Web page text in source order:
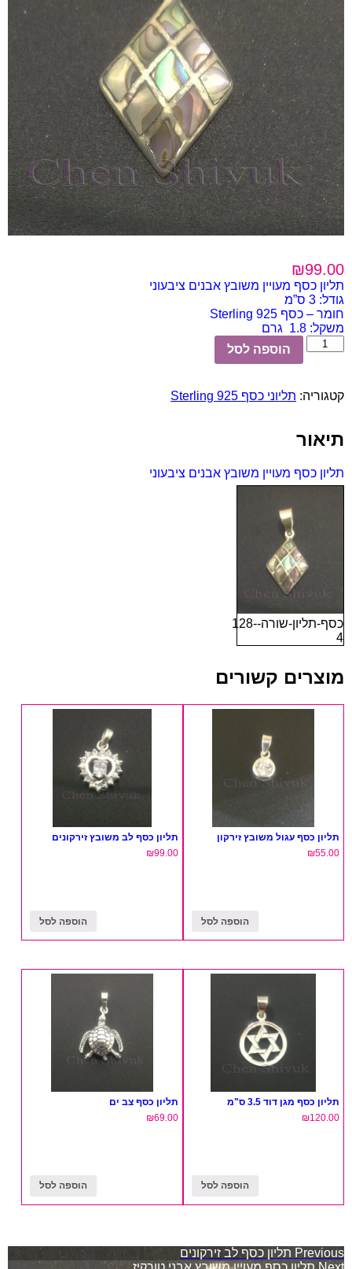
₪99.00
תליון כסף מעויין משובץ אבנים ציבעוני
גודל: 3 ס”מ
חומר – כסף 925 Sterling
משקל: 1.8 גרם
כמות
של
מעויין
ציבעוני
הוספה לסל
קטגוריה: תליוני כסף 925 Sterling
תיאור
תליון כסף מעויין משובץ אבנים ציבעוני
כסף-תליון-שורה-128-
4
מוצרים קשורים
תליון כסף עגול משובץ זירקון
₪55.00
הוספה לסל
תליון כסף לב משובץ זירקונים
₪99.00
הוספה לסל
תליון כסף מגן דוד 3.5 ס"מ
₪120.00
הוספה לסל
תליון כסף צב ים
₪69.00
הוספה לסל
ניווט
Previous תליון כסף לב זירקונים